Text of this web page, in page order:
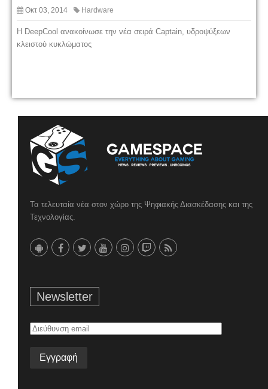
Οκτ 03, 2014 Hardware
Η DeepCool ανακοίνωσε την νέα σειρά Captain, υδροψύξεων
κλειστού κυκλώματος
Τα τελευταία νέα στον χώρο της Ψηφιακής Διασκέδασης και της
Τεχνολογίας.
Newsletter
Διεύθυνση